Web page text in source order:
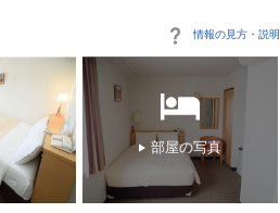
情報の見方・説明
部屋の写真